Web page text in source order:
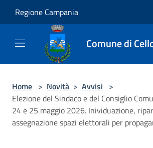
Regione Campania
Comune di
Home > Novità > Avvisi >
Elezione del Sindaco e del Consiglio
24 e 25 maggio 2026. Inividuazione,
assegnazione spazi elettorali per